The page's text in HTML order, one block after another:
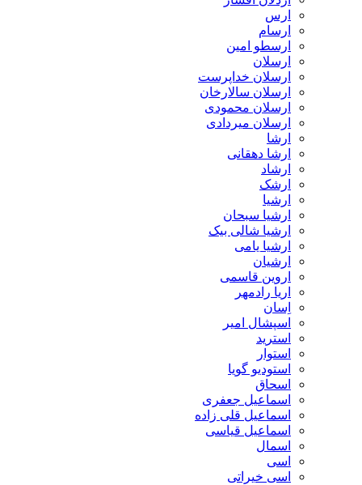
ارس
ارسام
ارسطو امین
ارسلان
ارسلان خداپرست
ارسلان سالارخان
ارسلان محمودی
ارسلان میردادی
ارشا
ارشا دهقانی
ارشاد
ارشک
ارشیا
ارشیا سبحان
ارشیا شالی بیک
ارشیا یامی
ارشیان
اروین قاسمی
اریا رادمهر
اِسان
اسپشال امیر
استرید
استوار
استودیو گویا
اسحاق
اسماعیل جعفری
اسماعیل قلی زاده
اسماعیل قیاسی
اسمال
اسی
اسی خیراتی